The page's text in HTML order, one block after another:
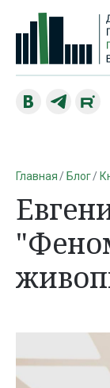
Главная Блог